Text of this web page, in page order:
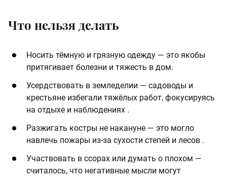
Что нельзя делать
Носить тёмную и грязную одежду — это якобы
притягивает болезни и тяжесть в дом.
Усердствовать в земледелии — садоводы и
крестьяне избегали тяжёлых работ, фокусируясь
на отдыхе и наблюдениях .
Разжигать костры не накануне — это могло
навлечь пожары из-за сухости степей и лесов .
Участвовать в ссорах или думать о плохом —
считалось, что негативные мысли могут